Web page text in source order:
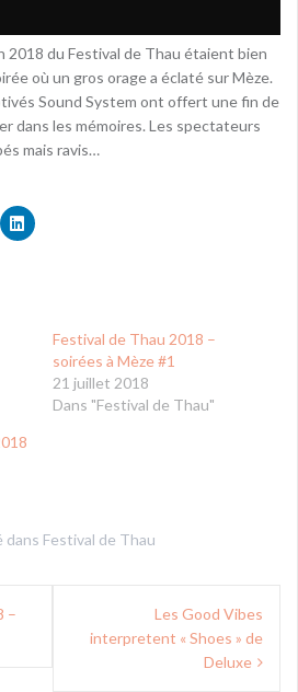
2018 du Festival de Thau étaient bien
où un gros orage a éclaté sur Mèze.
Sound System ont offert une fin de
dans les mémoires. Les spectateurs
mais ravis…
Festival de Thau 2018 –
soirées à Mèze #1
21 juillet 2018
Dans "Festival de Thau"
dans Festival de Thau
–
Les Good Vibes
interpretent « Shoes » de
Deluxe